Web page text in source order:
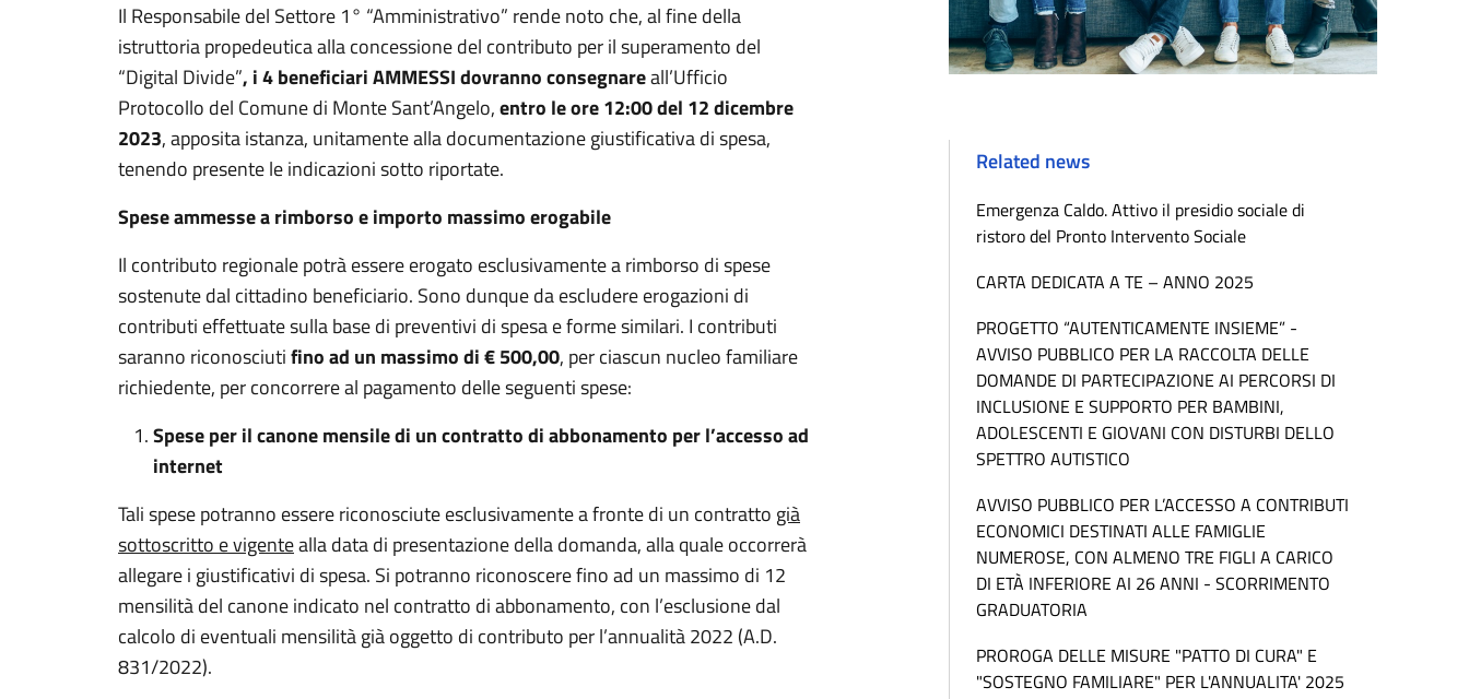
Il Responsabile del Settore 1° “Amministrativo” rende noto che, al fine della
istruttoria propedeutica alla concessione del contributo per il superamento del
“Digital Divide”, i 4 beneficiari AMMESSI dovranno consegnareall’Ufficio
Protocollo del Comune di Monte Sant’Angelo,entro le ore 12:00 del 12 dicembre
2023, apposita istanza, unitamente alla documentazione giustificativa di spesa,
tenendo presente le indicazioni sotto riportate.
Spese ammesse a rimborso e importo massimo erogabile
Il contributo regionale potrà essere erogato esclusivamente a rimborso di spese
sostenute dal cittadino beneficiario. Sono dunque da escludere erogazioni di
contributi effettuate sulla base di preventivi di spesa e forme similari. I contributi
saranno riconosciutifino ad un massimo di € 500,00, per ciascun nucleo familiare
richiedente, per concorrere al pagamento delle seguenti spese:
Spese per il canone mensile di un contratto di abbonamento per l’accesso ad
internet
Tali spese potranno essere riconosciute esclusivamente a fronte di un contratto già
sottoscritto e vigentealla data di presentazione della domanda, alla quale occorrerà
allegare i giustificativi di spesa. Si potranno riconoscere fino ad un massimo di 12
mensilità del canone indicato nel contratto di abbonamento, con l’esclusione dal
calcolo di eventuali mensilità già oggetto di contributo per l’annualità 2022 (A.D.
831/2022).
Related news
Emergenza Caldo. Attivo il presidio sociale di
ristoro del Pronto Intervento Sociale
CARTA DEDICATA A TE – ANNO 2025
PROGETTO “AUTENTICAMENTE INSIEME” -
AVVISO PUBBLICO PER LA RACCOLTA DELLE
DOMANDE DI PARTECIPAZIONE AI PERCORSI DI
INCLUSIONE E SUPPORTO PER BAMBINI,
ADOLESCENTI E GIOVANI CON DISTURBI DELLO
SPETTRO AUTISTICO
AVVISO PUBBLICO PER L’ACCESSO A CONTRIBUTI
ECONOMICI DESTINATI ALLE FAMIGLIE
NUMEROSE, CON ALMENO TRE FIGLI A CARICO
DI ETÀ INFERIORE AI 26 ANNI - SCORRIMENTO
GRADUATORIA
PROROGA DELLE MISURE "PATTO DI CURA" E
"SOSTEGNO FAMILIARE" PER L'ANNUALITA' 2025